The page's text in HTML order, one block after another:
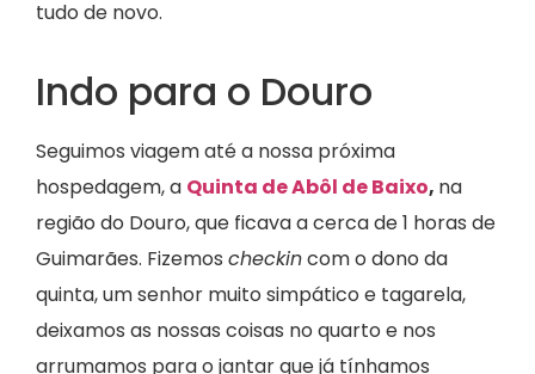
tudo de novo.
Indo para o Douro
Seguimos viagem até a nossa próxima
hospedagem, a Quinta de Abôl de Baixo, na
região do Douro, que ficava a cerca de 1 horas de
Guimarães. Fizemos checkincom o dono da
quinta, um senhor muito simpático e tagarela,
deixamos as nossas coisas no quarto e nos
arrumamos para o jantar que já tínhamos